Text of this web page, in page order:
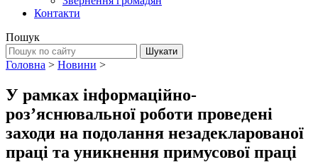
Контакти
Пошук
Головна > Новини >
У рамках інформаційно-
роз’яснювальної роботи проведені
заходи на подолання незадекларованої
праці та уникнення примусової праці